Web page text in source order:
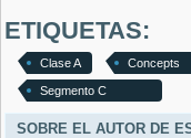
ETIQUETAS:
Clase A Concepts
Segmento C
SOBRE EL AUTOR DE